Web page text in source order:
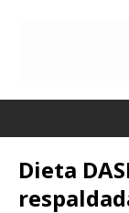
Dieta